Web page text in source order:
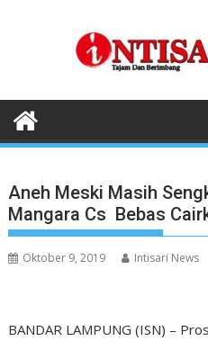
Aneh Meski Masih
Mangara Cs Bebas
Oktober 9, 2019 Intisari News
BANDAR LAMPUNG (ISN) –